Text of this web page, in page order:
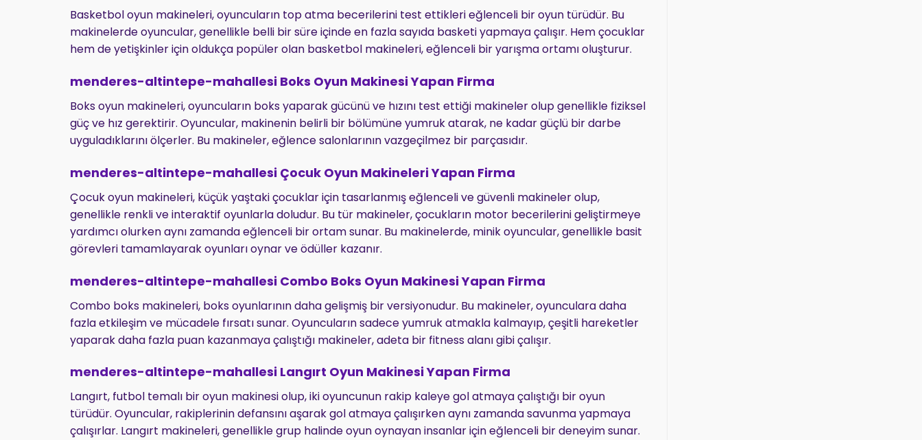
Basketbol oyun makineleri, oyuncuların top atma becerilerini test ettikleri eğlenceli bir oyun türüdür. Bu
makinelerde oyuncular, genellikle belli bir süre içinde en fazla sayıda basketi yapmaya çalışır. Hem çocuklar
hem de yetişkinler için oldukça popüler olan basketbol makineleri, eğlenceli bir yarışma ortamı oluşturur.
menderes-altintepe-mahallesi Boks Oyun Makinesi Yapan Firma
Boks oyun makineleri, oyuncuların boks yaparak gücünü ve hızını test ettiği makineler olup genellikle fiziksel
güç ve hız gerektirir. Oyuncular, makinenin belirli bir bölümüne yumruk atarak, ne kadar güçlü bir darbe
uyguladıklarını ölçerler. Bu makineler, eğlence salonlarının vazgeçilmez bir parçasıdır.
menderes-altintepe-mahallesi Çocuk Oyun Makineleri Yapan Firma
Çocuk oyun makineleri, küçük yaştaki çocuklar için tasarlanmış eğlenceli ve güvenli makineler olup,
genellikle renkli ve interaktif oyunlarla doludur. Bu tür makineler, çocukların motor becerilerini geliştirmeye
yardımcı olurken aynı zamanda eğlenceli bir ortam sunar. Bu makinelerde, minik oyuncular, genellikle basit
görevleri tamamlayarak oyunları oynar ve ödüller kazanır.
menderes-altintepe-mahallesi Combo Boks Oyun Makinesi Yapan Firma
Combo boks makineleri, boks oyunlarının daha gelişmiş bir versiyonudur. Bu makineler, oyunculara daha
fazla etkileşim ve mücadele fırsatı sunar. Oyuncuların sadece yumruk atmakla kalmayıp, çeşitli hareketler
yaparak daha fazla puan kazanmaya çalıştığı makineler, adeta bir fitness alanı gibi çalışır.
menderes-altintepe-mahallesi Langırt Oyun Makinesi Yapan Firma
Langırt, futbol temalı bir oyun makinesi olup, iki oyuncunun rakip kaleye gol atmaya çalıştığı bir oyun
türüdür. Oyuncular, rakiplerinin defansını aşarak gol atmaya çalışırken aynı zamanda savunma yapmaya
çalışırlar. Langırt makineleri, genellikle grup halinde oyun oynayan insanlar için eğlenceli bir deneyim sunar.